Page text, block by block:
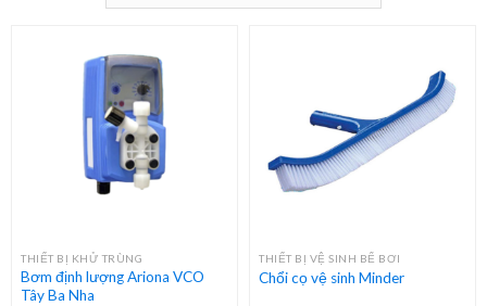
THIẾT BỊ KHỬ TRÙNG
Bơm định lượng Ariona VCO
Tây Ba Nha
THIẾT BỊ VỆ SINH BỂ BƠI
Chổi cọ vệ sinh Minder